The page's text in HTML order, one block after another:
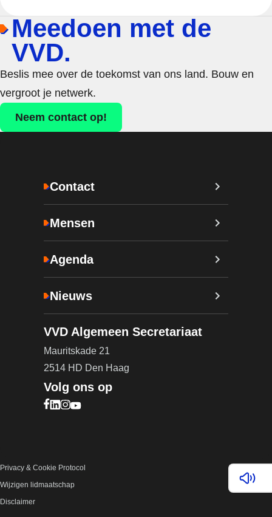
Lees
Meedoen met de
VVD.
Beslis mee over de toekomst van ons land. Bouw en
vergroot je netwerk.
Neem contact op!
Contact
Mensen
Agenda
Nieuws
VVD Algemeen Secretariaat
Mauritskade 21
2514 HD Den Haag
Volg ons op
Bezoek onze Facebook pagina (opent in nieuw
Bezoek onze LinkedIn pagina (opent in nieuw
Bezoek onze Instagram pagina (opent in
Bezoek onze YouTube pagina (opent in
Privacy & Cookie Protocol
Wijzigen lidmaatschap
Disclaimer